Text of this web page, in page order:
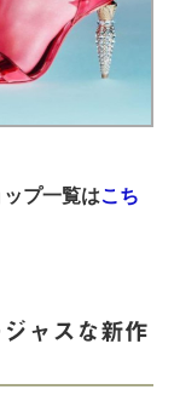
バイマ活動の疑問に売れっ子現役バイヤーが答えてみた
プ一覧はこち
ャスな新作